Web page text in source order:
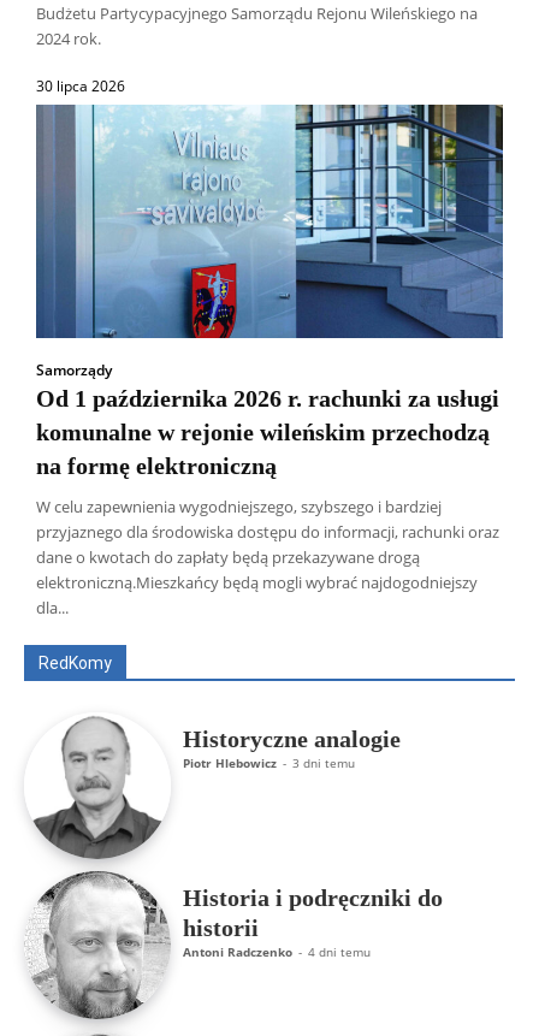
Budżetu Partycypacyjnego Samorządu Rejonu Wileńskiego na
2024 rok.
30 lipca 2026
Samorządy
Od 1 października 2026 r. rachunki za usługi
komunalne w rejonie wileńskim przechodzą
na formę elektroniczną
W celu zapewnienia wygodniejszego, szybszego i bardziej
przyjaznego dla środowiska dostępu do informacji, rachunki oraz
dane o kwotach do zapłaty będą przekazywane drogą
elektroniczną.Mieszkańcy będą mogli wybrać najdogodniejszy
dla...
RedKomy
Wszyscy Aleksander Borowik
Antoni Radczenko
Artur Płokszto
Grzegorz Górny
Historyczne analogie
Piotr Hlebowicz - 3 dni temu
Historia i podręczniki do
historii
Antoni Radczenko - 4 dni temu